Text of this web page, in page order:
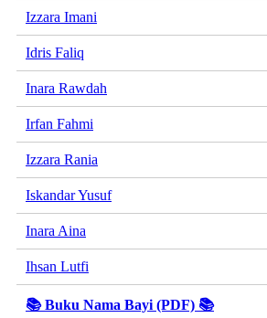
Izzara Imani
Idris Faliq
Inara Rawdah
Irfan Fahmi
Izzara Rania
Iskandar Yusuf
Inara Aina
Ihsan Lutfi
📚 Buku Nama Bayi (PDF) 📚